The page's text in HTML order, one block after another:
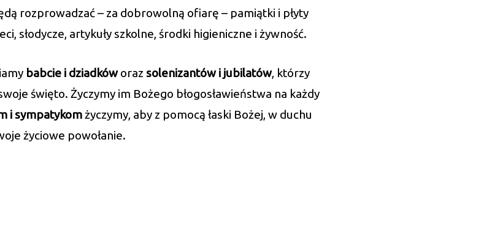
rozprowadzać – za dobrowolną ofiarę – pamiątki i płyty
słodycze, artykuły szkolne, środki higieniczne i żywność.
babcie i dziadkóworaz solenizantów i jubilatów, którzy
święto. Życzymy im Bożego błogosławieństwa na każdy
i sympatykomżyczymy, aby z pomocą łaski Bożej, w duchu
życiowe powołanie.